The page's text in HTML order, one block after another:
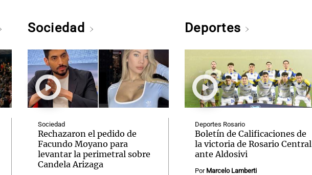
Sociedad
Sociedad
Rechazaron el pedido de
Facundo Moyano para
levantar la perimetral sobre
Candela Arizaga
Deportes
Deportes Rosario
Boletín de Calificaciones de
la victoria de Rosario Central
ante Aldosivi
Por Marcelo Lamberti